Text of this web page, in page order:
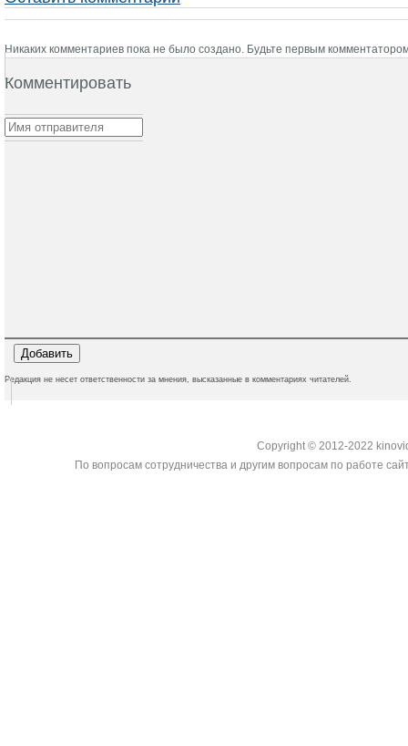
Никаких комментариев пока не было создано. Будьте первым
Комментировать
Редакция не несет ответственности за мнения, высказанные в комментариях читателей.
Copyright © 2012-2022
По вопросам сотрудничества и другим вопросам по работе